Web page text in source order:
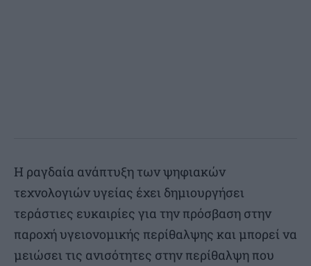
Η ραγδαία ανάπτυξη των ψηφιακών
τεχνολογιών υγείας έχει δημιουργήσει
τεράστιες ευκαιρίες για την πρόσβαση στην
παροχή υγειονομικής περίθαλψης και μπορεί να
μειώσει τις ανισότητες στην περίθαλψη που